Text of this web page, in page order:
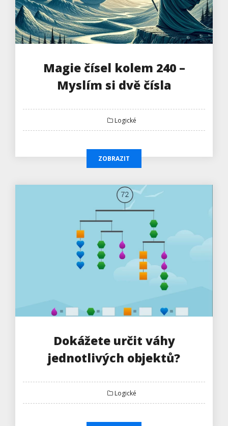
Magie čísel kolem 240 –
Myslím si dvě čísla
Logické
ZOBRAZIT
Dokážete určit váhy
jednotlivých objektů?
Logické